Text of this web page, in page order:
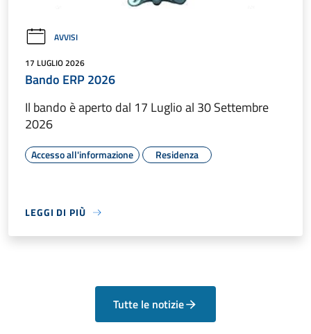
AVVISI
17 LUGLIO 2026
Bando ERP 2026
Il bando è aperto dal 17 Luglio al 30 Settembre
2026
Accesso all'informazione Residenza
LEGGI DI PIÙ
Tutte le notizie